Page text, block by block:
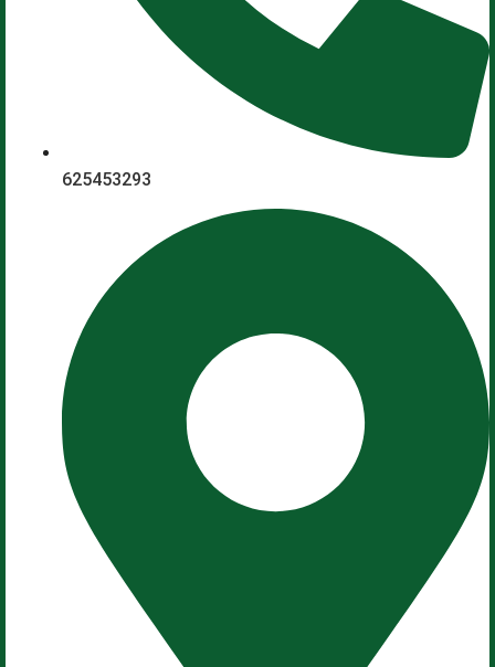
625453293